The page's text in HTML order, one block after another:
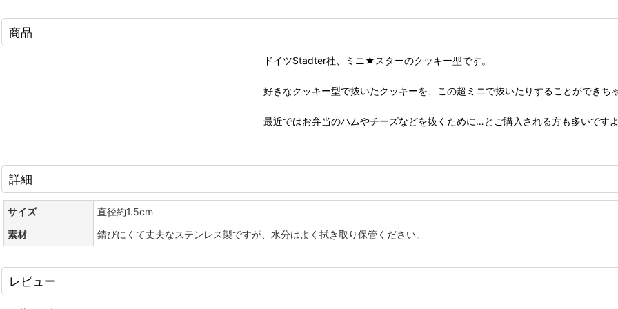
商品
ドイツStadter社、ミニ★スターのクッキー型です。
好きなクッキー型で抜いたクッキーを、この超ミニで抜いたりすることができち
最近ではお弁当のハムやチーズなどを抜くために…とご購入される方も多いですよ
詳細
サイズ
直径約1.5cm
素材
錆びにくて丈夫なステンレス製ですが、水分はよく拭き取り保管ください。
レビュー